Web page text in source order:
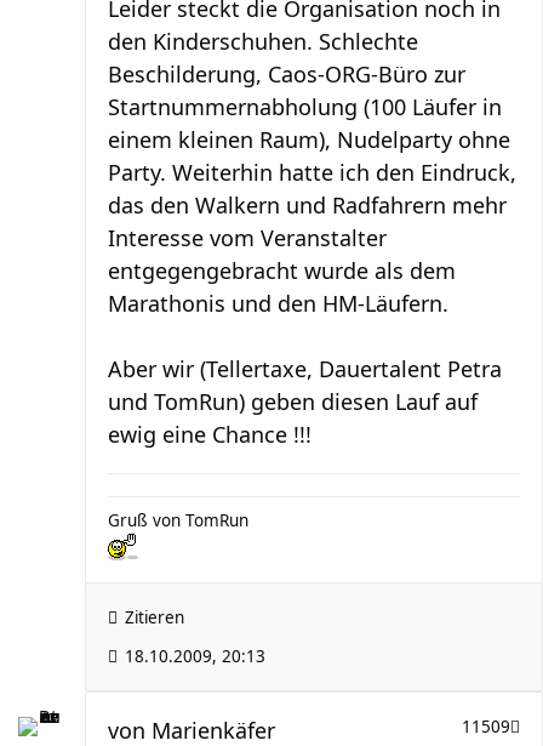
Leider steckt die Organisation noch in
den Kinderschuhen. Schlechte
Beschilderung, Caos-ORG-Büro zur
Startnummernabholung (100 Läufer in
einem kleinen Raum), Nudelparty ohne
Party. Weiterhin hatte ich den Eindruck,
das den Walkern und Radfahrern mehr
Interesse vom Veranstalter
entgegengebracht wurde als dem
Marathonis und den HM-Läufern.
Aber wir (Tellertaxe, Dauertalent Petra
und TomRun) geben diesen Lauf auf
ewig eine Chance !!!
Gruß von TomRun
Zitieren
18.10.2009, 20:13
11509
von Marienkäfer